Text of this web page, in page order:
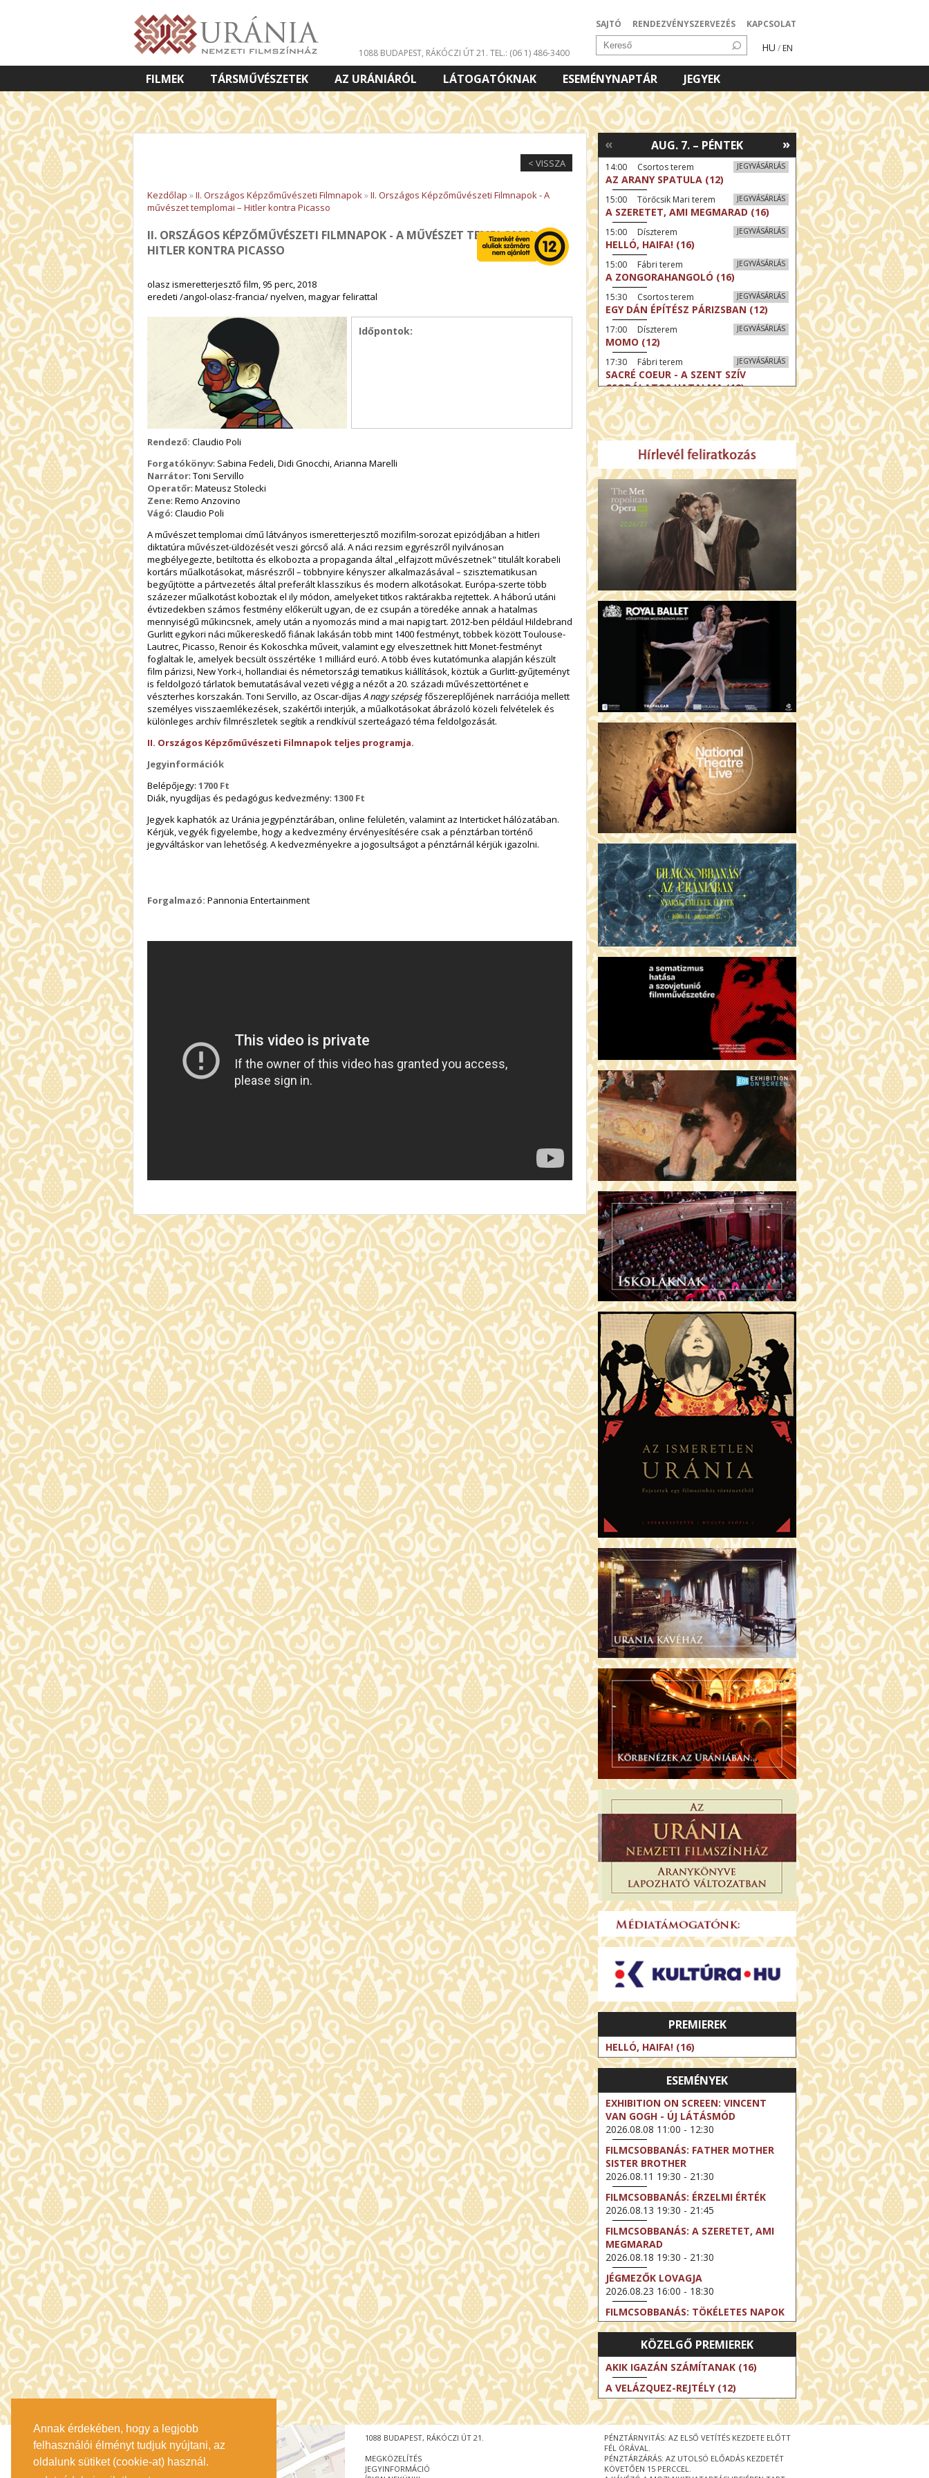
Annak érdekében, hogy a legjobb
felhasználói élményt tudjuk nyújtani, az
oldalunk sütiket (cookie-at) használ.
SAJTÓ RENDEZVÉNYSZERVEZÉS KAPCSOLAT
HU / EN
1088 BUDAPEST, RÁKÓCZI ÚT 21. TEL.: (06 1) 486-3400
FILMEK TÁRSMŰVÉSZETEK AZ URÁNIÁRÓL LÁTOGATÓKNAK ESEMÉNYNAPTÁR
JEGYEK
VETÍTETT KÉPES ELŐADÁSOK
< VISSZA
Kezdőlap »II. Országos Képzőművészeti Filmnapok»II. Országos Képzőművészeti Filmnapok - A
művészet templomai – Hitler kontra Picasso
II. ORSZÁGOS KÉPZŐMŰVÉSZETI FILMNAPOK - A MŰVÉSZET TEMPLOMAI –
HITLER KONTRA PICASSO
olasz ismeretterjesztő film, 95 perc, 2018
eredeti /angol-olasz-francia/ nyelven, magyar felirattal
Időpontok:
Rendező: Claudio Poli
Forgatókönyv: Sabina Fedeli, Didi Gnocchi, Arianna Marelli
Narrátor: Toni Servillo
Operatőr: Mateusz Stolecki
Zene: Remo Anzovino
Vágó: Claudio Poli
A művészet templomai című látványos ismeretterjesztő mozifilm-sorozat epizódjában a hitleri
diktatúra művészet-üldözését veszi górcső alá. A náci rezsim egyrészről nyilvánosan
megbélyegezte, betiltotta és elkobozta a propaganda által „elfajzott művészetnek" titulált korabeli
kortárs műalkotásokat, másrészről – többnyire kényszer alkalmazásával – szisztematikusan
begyűjtötte a pártvezetés által preferált klasszikus és modern alkotásokat. Európa-szerte több
százezer műalkotást koboztak el ily módon, amelyeket titkos raktárakba rejtettek. A háború utáni
évtizedekben számos festmény előkerült ugyan, de ez csupán a töredéke annak a hatalmas
mennyiségű műkincsnek, amely után a nyomozás mind a mai napig tart. 2012-ben például Hildebrand
Gurlitt egykori náci műkereskedő fiának lakásán több mint 1400 festményt, többek között Toulouse-
Lautrec, Picasso, Renoir és Kokoschka műveit, valamint egy elveszettnek hitt Monet-festményt
foglaltak le, amelyek becsült összértéke 1 milliárd euró. A több éves kutatómunka alapján készült
film párizsi, New York-i, hollandiai és németországi tematikus kiállítások, köztük a Gurlitt-gyűjteményt
is feldolgozó tárlatok bemutatásával vezeti végig a nézőt a 20. századi művészettörténet e
vészterhes korszakán. Toni Servillo, az Oscar-díjasA nagy szépségfőszereplőjének narrációja mellett
személyes visszaemlékezések, szakértői interjúk, a műalkotásokat ábrázoló közeli felvételek és
különleges archív filmrészletek segítik a rendkívül szerteágazó téma feldolgozását.
II. Országos Képzőművészeti Filmnapok teljes programja.
Jegyinformációk
Belépőjegy: 1700 Ft
Diák, nyugdíjas és pedagógus kedvezmény: 1300 Ft
Jegyek kaphatók az Uránia jegypénztárában, online felületén, valamint az Interticket hálózatában.
Kérjük, vegyék figyelembe, hogy a kedvezmény érvényesítésére csak a pénztárban történő
jegyváltáskor van lehetőség. A kedvezményekre a jogosultságot a pénztárnál kérjük igazolni.
Forgalmazó: Pannonia Entertainment
»
AUG. 7. – PÉNTEK
«
JEGYVÁSÁRLÁS
14:00 Csortos terem
AZ ARANY SPATULA (12)
JEGYVÁSÁRLÁS
15:00 Törőcsik Mari terem
A SZERETET, AMI MEGMARAD (16)
JEGYVÁSÁRLÁS
15:00 Díszterem
HELLÓ, HAIFA! (16)
JEGYVÁSÁRLÁS
15:00 Fábri terem
A ZONGORAHANGOLÓ (16)
JEGYVÁSÁRLÁS
15:30 Csortos terem
EGY DÁN ÉPÍTÉSZ PÁRIZSBAN (12)
JEGYVÁSÁRLÁS
17:00 Díszterem
MOMO (12)
JEGYVÁSÁRLÁS
17:30 Fábri terem
SACRÉ COEUR - A SZENT SZÍV
CSODÁLATOS HATALMA (12)
JEGYVÁSÁRLÁS
17:30 Törőcsik Mari terem
SZERELMEM, MAROKKÓ (16)
JEGYVÁSÁRLÁS
17:30 Csortos terem
MOHÁCS – VILÁGOK HARCA (12)
JEGYVÁSÁRLÁS
19:00 Díszterem
ODÜSSZEIA (16)
19:30 Csortos terem
MEGHÍVÁS (16)
JEGYVÁSÁRLÁS
19:30 Fábri terem
KESERŰ KARÁCSONY (16)
JEGYVÁSÁRLÁS
20:00 Törőcsik Mari terem
AZ IDEGEN (16)
PREMIEREK
HELLÓ, HAIFA! (16)
ESEMÉNYEK
EXHIBITION ON SCREEN: VINCENT
VAN GOGH - ÚJ LÁTÁSMÓD
2026.08.08 11:00 - 12:30
FILMCSOBBANÁS: FATHER MOTHER
SISTER BROTHER
2026.08.11 19:30 - 21:30
FILMCSOBBANÁS: ÉRZELMI ÉRTÉK
2026.08.13 19:30 - 21:45
FILMCSOBBANÁS: A SZERETET, AMI
MEGMARAD
2026.08.18 19:30 - 21:30
JÉGMEZŐK LOVAGJA
2026.08.23 16:00 - 18:30
FILMCSOBBANÁS: TÖKÉLETES NAPOK
2026.08.25 19:30 - 21:45
FILMCSOBBANÁS: IFJÚSÁG
2026.08.27 19:30 - 21:30
EXHIBITION ON SCREEN: VINCENT
VAN GOGH - ÚJ LÁTÁSMÓD
2026.08.30 11:00 - 12:30
NT LIVE / DAVID IRELAND: THE FIFTH
STEP
2026.09.01 19:00 - 21:00
BERLIN ELESTE
KÖZELGŐ PREMIEREK
AKIK IGAZÁN SZÁMÍTANAK (16)
A VELÁZQUEZ-REJTÉLY (12)
PÉNZTÁRNYITÁS: AZ ELSŐ VETÍTÉS KEZDETE ELŐTT
FÉL ÓRÁVAL.
PÉNZTÁRZÁRÁS: AZ UTOLSÓ ELŐADÁS KEZDETÉT
KÖVETŐEN 15 PERCCEL.
1088 BUDAPEST, RÁKÓCZI ÚT 21.
MEGKÖZELÍTÉS
JEGYINFORMÁCIÓ